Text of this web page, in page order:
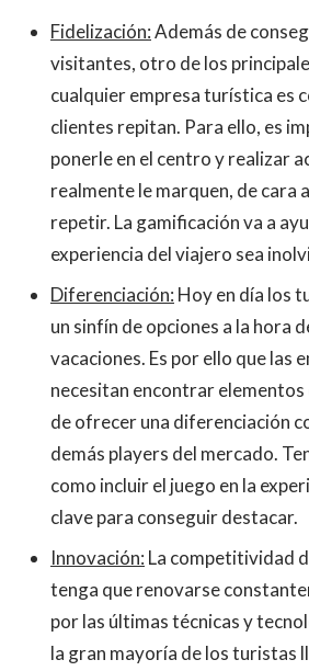
Fidelización:Además de
visitantes, otro de los
cualquier empresa turística es
clientes repitan. Para ello, es
ponerle en el centro y realizar
realmente le marquen, de cara
repetir. La gamificación va a
experiencia del viajero sea
Diferenciación: Hoy en día los
un sinfín de opciones a la hora
vacaciones. Es por ello que las
necesitan encontrar elementos
de ofrecer una diferenciación
demás players del mercado.
como incluir el juego en la
clave para conseguir destacar.
Innovación: La competitividad
tenga que renovarse
por las últimas técnicas y
la gran mayoría de los turistas